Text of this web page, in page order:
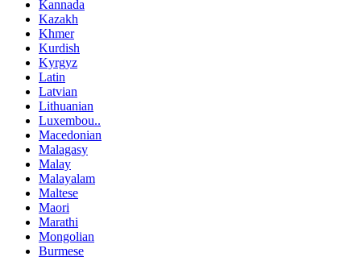
Kannada
Kazakh
Khmer
Kurdish
Kyrgyz
Latin
Latvian
Lithuanian
Luxembou..
Macedonian
Malagasy
Malay
Malayalam
Maltese
Maori
Marathi
Mongolian
Burmese